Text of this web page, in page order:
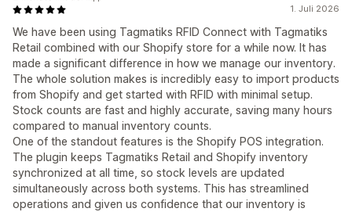
1. Juli 2026
We have been using Tagmatiks RFID Connect with Tagmatiks
Retail combined with our Shopify store for a while now. It has
made a significant difference in how we manage our inventory.
The whole solution makes is incredibly easy to import products
from Shopify and get started with RFID with minimal setup.
Stock counts are fast and highly accurate, saving many hours
compared to manual inventory counts.
One of the standout features is the Shopify POS integration.
The plugin keeps Tagmatiks Retail and Shopify inventory
synchronized at all time, so stock levels are updated
simultaneously across both systems. This has streamlined
operations and given us confidence that our inventory is